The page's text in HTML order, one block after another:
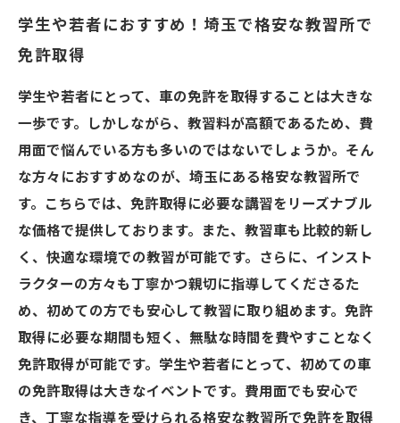
学生や若者におすすめ！埼玉で格安な教習所で
免許取得
学生や若者にとって、車の免許を取得することは大きな
一歩です。しかしながら、教習料が高額であるため、費
用面で悩んでいる方も多いのではないでしょうか。そん
な方々におすすめなのが、埼玉にある格安な教習所で
す。こちらでは、免許取得に必要な講習をリーズナブル
な価格で提供しております。また、教習車も比較的新し
く、快適な環境での教習が可能です。さらに、インスト
ラクターの方々も丁寧かつ親切に指導してくださるた
め、初めての方でも安心して教習に取り組めます。免許
取得に必要な期間も短く、無駄な時間を費やすことなく
免許取得が可能です。学生や若者にとって、初めての車
の免許取得は大きなイベントです。費用面でも安心で
き、丁寧な指導を受けられる格安な教習所で免許を取得